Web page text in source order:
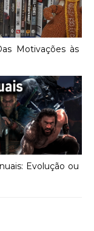
Motivações às
Evolução ou